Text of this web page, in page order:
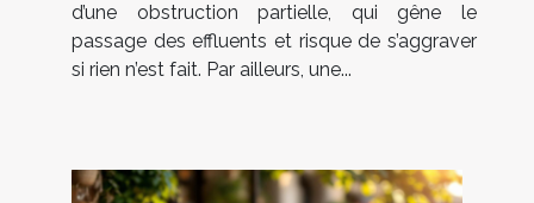
d’une obstruction partielle, qui gêne le
passage des effluents et risque de s’aggraver
si rien n’est fait. Par ailleurs, une...